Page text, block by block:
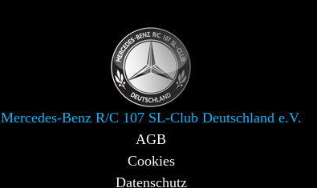
Mercedes-Benz R/C 107 SL-Club Deutschland e.V.
AGB
Cookies
Datenschutz